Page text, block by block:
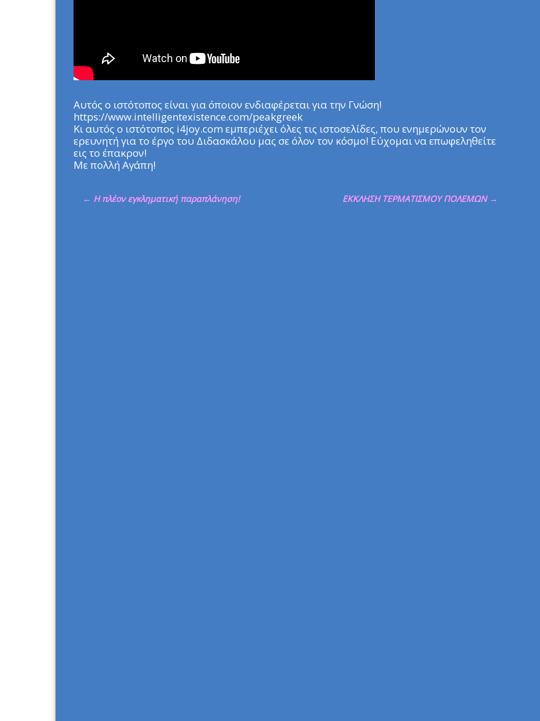
Αυτός ο ιστότοπος είναι για όποιον ενδιαφέρεται για την Γνώση!
https://www.intelligentexistence.com/peakgreek
Κι αυτός ο ιστότοπος i4joy.com εμπεριέχει όλες τις ιστοσελίδες, που ενημερώνουν τον
ερευνητή για το έργο του Διδασκάλου μας σε όλον τον κόσμο! Εύχομαι να επωφεληθείτε
εις το έπακρον!
Με πολλή Αγάπη!
← Η πλέον εγκληματική παραπλάνηση! ΕΚΚΛΗΣΗ ΤΕΡΜΑΤΙΣΜΟΥ ΠΟΛΕΜΩΝ →